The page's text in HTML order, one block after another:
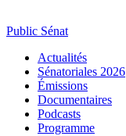
Public Sénat
Actualités
Sénatoriales 2026
Émissions
Documentaires
Podcasts
Programme